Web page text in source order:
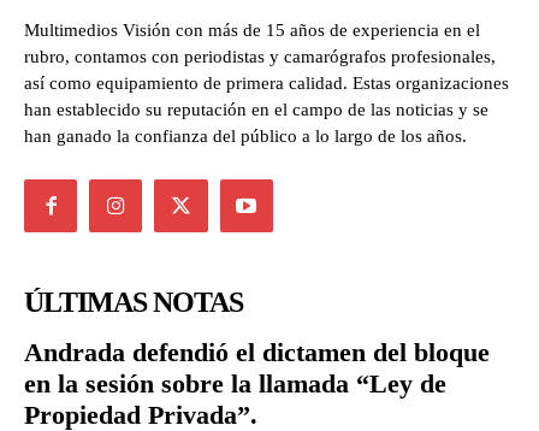
Multimedios Visión con más de 15 años de experiencia en el
rubro, contamos con periodistas y camarógrafos profesionales,
así como equipamiento de primera calidad. Estas organizaciones
han establecido su reputación en el campo de las noticias y se
han ganado la confianza del público a lo largo de los años.
ÚLTIMAS NOTAS
Andrada defendió el dictamen del bloque
en la sesión sobre la llamada “Ley de
Propiedad Privada”.